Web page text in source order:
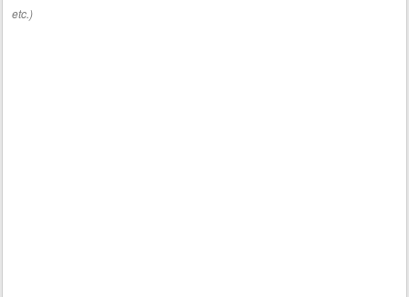
etc.)